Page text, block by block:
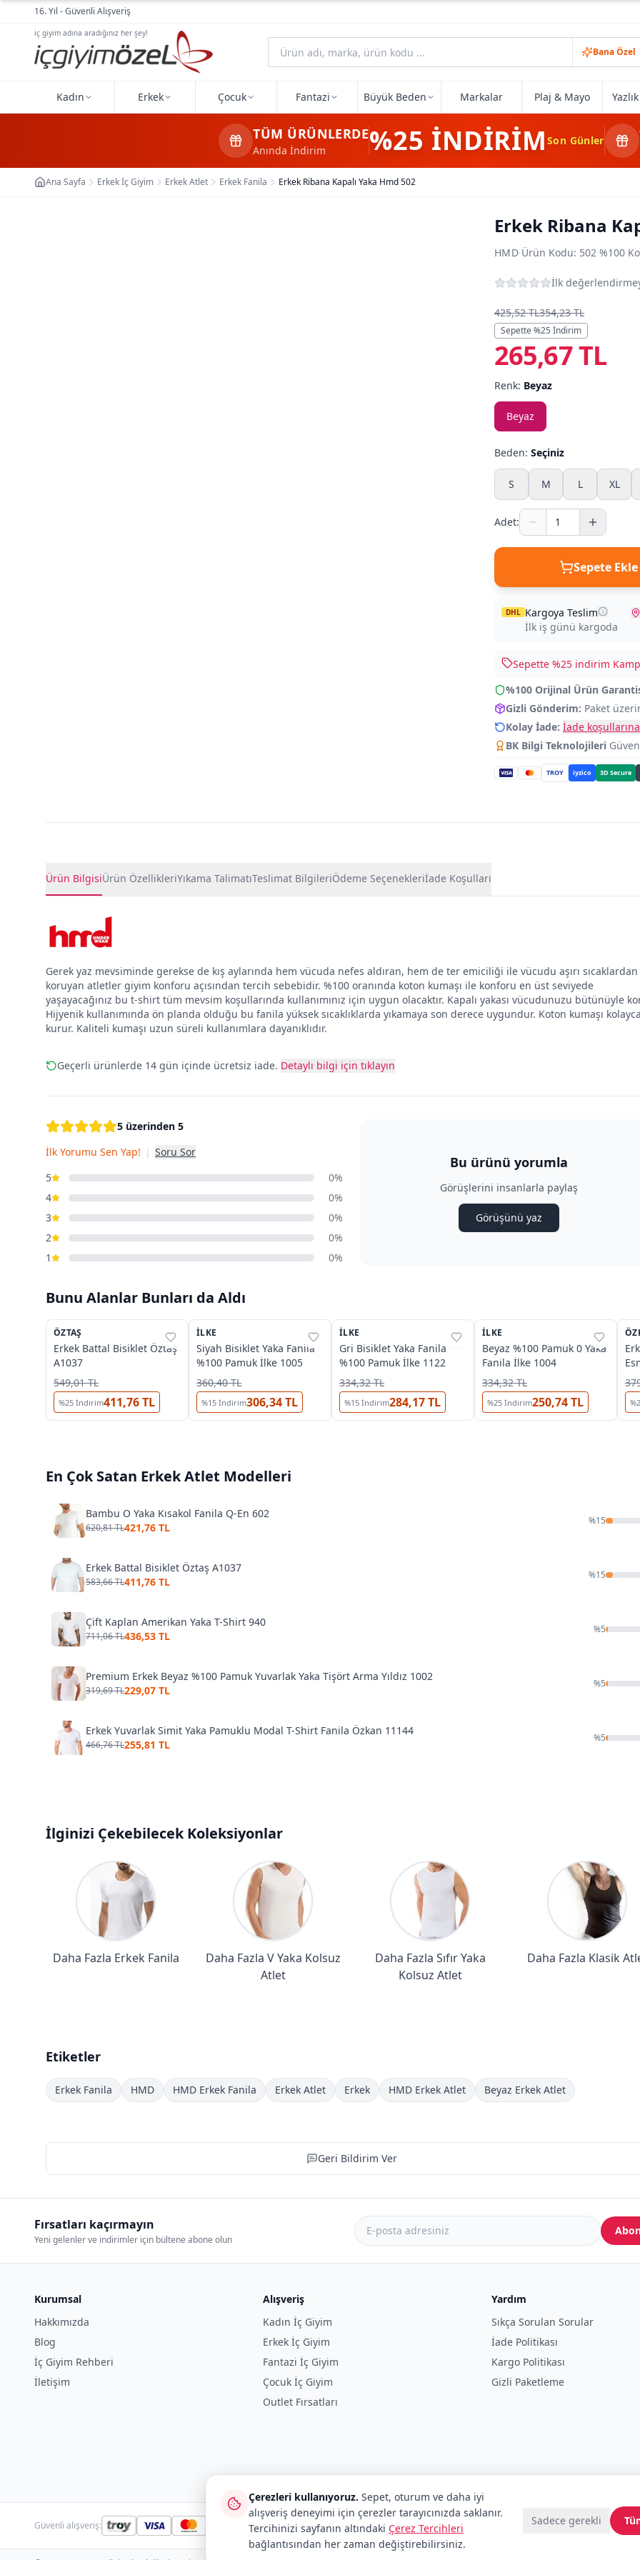
Ana içeriğe geç16. Yıl - Güvenli Alışveriş
iç giyim adına aradığınız her şey!
Bana Özel
Kadın Erkek Çocuk Fantazi Büyük Beden Markalar Plaj & Mayo
TÜM ÜRÜNLERDE
Anında İndirim %25 İNDİRİMSon Günler
Ana Sayfa Erkek İç Giyim Erkek Atlet Erkek Fanila Erkek Ribana Kapalı Yaka Hmd 502
Erkek Ribana
HMD·Ürün Kodu: 502·%100
İlk
425,52 TL354,23 TL
Sepette %25 İndirim
265,67 TL
Renk: Beyaz
Beyaz
Beden: Seçiniz
S M L XL
Adet:
Sepete Ekle
DHL Kargoya Teslim
İlk iş günü kargoda
Sepette %25 indirim
%100 Orijinal Ürün
Gizli Gönderim: Paket
Kolay İade: İade koşullarına
BK Bilgi Teknolojileri
TROY iyzico 3D Secure
Ürün BilgisiÜrün ÖzellikleriYıkama TalimatıTeslimat BilgileriÖdeme Seçenekleriİade Koşulları
Gerek yaz mevsiminde gerekse de kış aylarında hem vücuda nefes aldıran, hem de ter emiciliği ile vücudu aşırı sıcaklardan
koruyan atletler giyim konforu açısından tercih sebebidir. %100 oranında koton kumaşı ile konforu en üst seviyede
yaşayacağınız bu t-shirt tüm mevsim koşullarında kullanımınız için uygun olacaktır. Kapalı yakası vücudunuzu bütünüyle
Hijyenik kullanımında ön planda olduğu bu fanila yüksek sıcaklıklarda yıkamaya son derece uygundur. Koton kumaşı kolayca
kurur. Kaliteli kumaşı uzun süreli kullanımlara dayanıklıdır.
Geçerli ürünlerde 14 gün içinde ücretsiz iade. Detaylı bilgi için tıklayın
5 üzerinden 5
İlk Yorumu Sen Yap! | Soru Sor
5
0%
4
0%
3
0%
2
0%
1
0%
Bu ürünü yorumla
Görüşlerini insanlarla paylaş
Görüşünü yaz
Bunu Alanlar Bunları da Aldı
%29
ÖZTAŞ
Erkek Battal Bisiklet Öztaş
A1037
549,01 TL
%25 İndirim411,76 TL
%28
İLKE
Siyah Bisiklet Yaka Fanila
%100 Pamuk İlke 1005
360,40 TL
%15 İndirim306,34 TL
%33
İLKE
Gri Bisiklet Yaka Fanila
%100 Pamuk İlke 1122
334,32 TL
%15 İndirim284,17 TL
%41
İLKE
Beyaz %100 Pamuk 0 Yaka
Fanila İlke 1004
334,32 TL
%25 İndirim250,74 TL
%
%
En Çok Satan Erkek Atlet Modelleri
Bambu O Yaka Kısakol Fanila Q-En 602
620,81 TL421,76 TL
%15
Erkek Battal Bisiklet Öztaş A1037
583,66 TL411,76 TL
%15
Çift Kaplan Amerikan Yaka T-Shirt 940
711,06 TL436,53 TL
%5
Premium Erkek Beyaz %100 Pamuk Yuvarlak Yaka Tişört Arma Yıldız 1002
319,69 TL229,07 TL
%5
Erkek Yuvarlak Simit Yaka Pamuklu Modal T-Shirt Fanila Özkan 11144
466,76 TL255,81 TL
%5
İlginizi Çekebilecek Koleksiyonlar
Daha Fazla Erkek Fanila
Daha Fazla V Yaka Kolsuz
Atlet
Daha Fazla Sıfır Yaka
Kolsuz Atlet
Daha Fazla Klasik
Etiketler
Erkek Fanila HMD HMD Erkek Fanila Erkek Atlet Erkek HMD Erkek Atlet Beyaz Erkek Atlet
Geri Bildirim Ver
Fırsatları kaçırmayın
Yeni gelenler ve indirimler için bültene abone olun
Kurumsal
Hakkımızda
Blog
İç Giyim Rehberi
İletişim
Alışveriş
Kadın İç Giyim
Erkek İç Giyim
Fantazi İç Giyim
Çocuk İç Giyim
Outlet Fırsatları
Yardım
Sıkça Sorulan Sorular
İade Politikası
Kargo Politikası
Gizli Paketleme
Güvenli alışveriş:
Çerezleri kullanıyoruz. Sepet, oturum ve daha iyi
alışveriş deneyimi için çerezler tarayıcınızda saklanır.
Tercihinizi sayfanın altındaki Çerez Tercihleri
bağlantısından her zaman değiştirebilirsiniz.
Sadece gerekli